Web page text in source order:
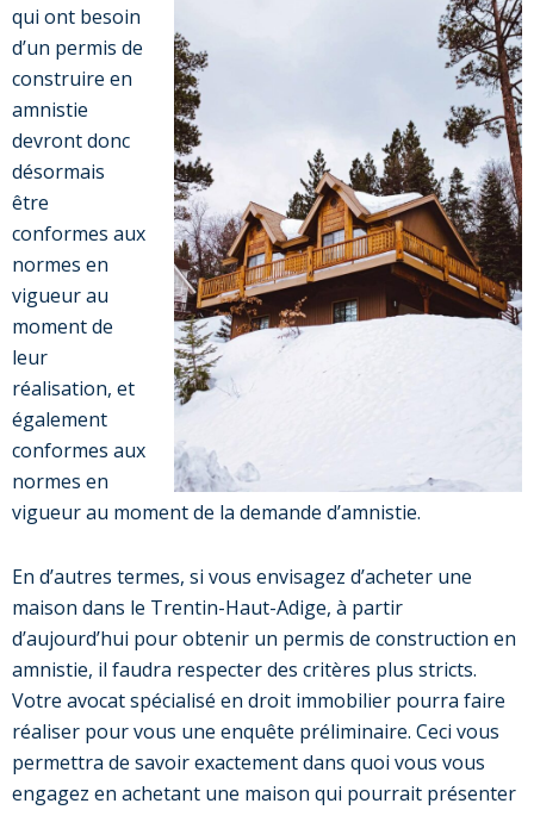
qui ont besoin
d’un permis de
construire en
amnistie
devront donc
désormais
être
conformes aux
normes en
vigueur au
moment de
leur
réalisation, et
également
conformes aux
normes en
vigueur au moment de la demande d’amnistie.
En d’autres termes, si vous envisagez d’acheter une
maison dans le Trentin-Haut-Adige, à partir
d’aujourd’hui pour obtenir un permis de construction en
amnistie, il faudra respecter des critères plus stricts.
Votre avocat spécialisé en droit immobilier pourra faire
réaliser pour vous une enquête préliminaire. Ceci vous
permettra de savoir exactement dans quoi vous vous
engagez en achetant une maison qui pourrait présenter